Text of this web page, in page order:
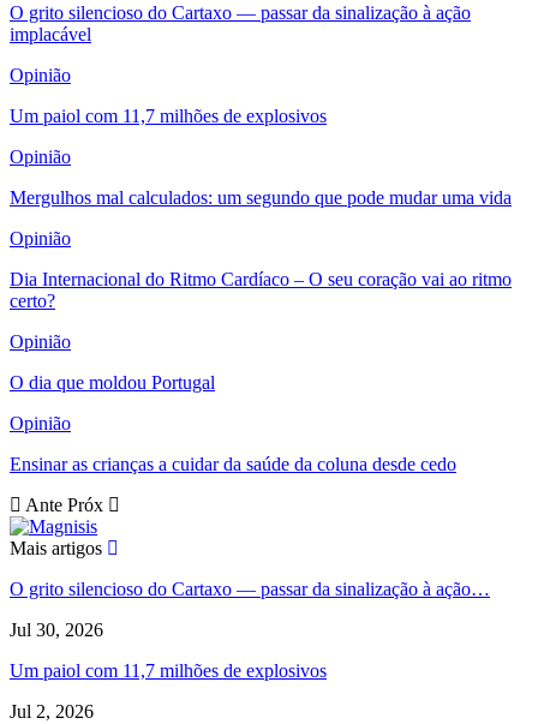
O grito silencioso do Cartaxo — passar da sinalização à ação
implacável
Opinião
Um paiol com 11,7 milhões de explosivos
Opinião
Mergulhos mal calculados: um segundo que pode mudar uma vida
Opinião
Dia Internacional do Ritmo Cardíaco – O seu coração vai ao ritmo
certo?
Opinião
O dia que moldou Portugal
Opinião
Ensinar as crianças a cuidar da saúde da coluna desde cedo
Ante Próx
Mais artigos
O grito silencioso do Cartaxo — passar da sinalização à ação…
Jul 30, 2026
Um paiol com 11,7 milhões de explosivos
Jul 2, 2026